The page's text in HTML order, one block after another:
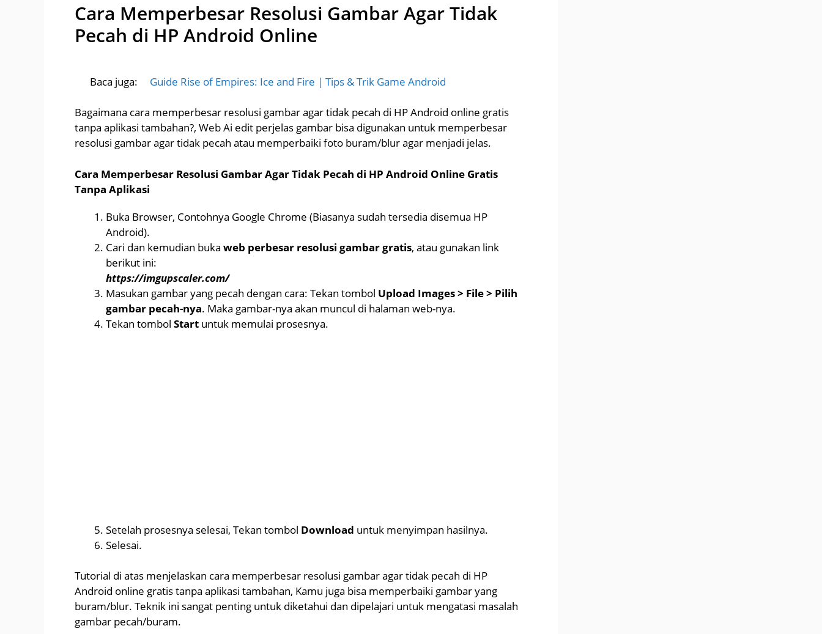
Cara Memperbesar Resolusi Gambar Agar Tidak
Pecah di HP Android Online
Baca juga: Guide Rise of Empires: Ice and Fire | Tips & Trik Game Android
Bagaimana cara memperbesar resolusi gambar agar tidak pecah di HP Android online gratis
tanpa aplikasi tambahan?, Web Ai edit perjelas gambar bisa digunakan untuk memperbesar
resolusi gambar agar tidak pecah atau memperbaiki foto buram/blur agar menjadi jelas.
Cara Memperbesar Resolusi Gambar Agar Tidak Pecah di HP Android Online Gratis
Tanpa Aplikasi
Buka Browser, Contohnya Google Chrome (Biasanya sudah tersedia disemua HP
Android).
Cari dan kemudian buka web perbesar resolusi gambar gratis, atau gunakan link
berikut ini:
https://imgupscaler.com/
Masukan gambar yang pecah dengan cara: Tekan tombol Upload Images > File > Pilih
gambar pecah-nya. Maka gambar-nya akan muncul di halaman web-nya.
Tekan tombol Start untuk memulai prosesnya.
Setelah prosesnya selesai, Tekan tombol Download untuk menyimpan hasilnya.
Selesai.
Tutorial di atas menjelaskan cara memperbesar resolusi gambar agar tidak pecah di HP
Android online gratis tanpa aplikasi tambahan, Kamu juga bisa memperbaiki gambar yang
buram/blur. Teknik ini sangat penting untuk diketahui dan dipelajari untuk mengatasi masalah
gambar pecah/buram.